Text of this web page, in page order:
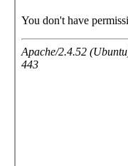
содержимому